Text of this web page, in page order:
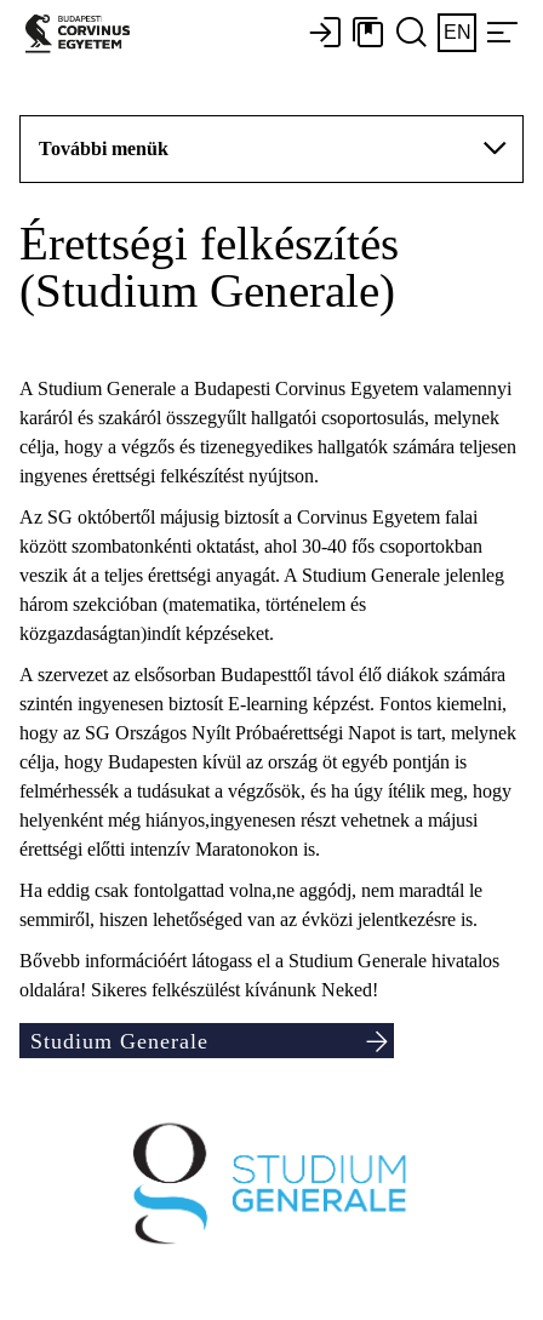
EN
További menük
Érettségi felkészítés
(Studium Generale)
A Studium Generale a Budapesti Corvinus Egyetem valamennyi
karáról és szakáról összegyűlt hallgatói csoportosulás, melynek
célja, hogy a végzős és tizenegyedikes hallgatók számára teljesen
ingyenes érettségi felkészítést nyújtson.
Az SG októbertől májusig biztosít a Corvinus Egyetem falai
között szombatonkénti oktatást, ahol 30-40 fős csoportokban
veszik át a teljes érettségi anyagát. A Studium Generale jelenleg
három szekcióban (matematika, történelem és
közgazdaságtan)indít képzéseket.
A szervezet az elsősorban Budapesttől távol élő diákok számára
szintén ingyenesen biztosít E-learning képzést. Fontos kiemelni,
hogy az SG Országos Nyílt Próbaérettségi Napot is tart, melynek
célja, hogy Budapesten kívül az ország öt egyéb pontján is
felmérhessék a tudásukat a végzősök, és ha úgy ítélik meg, hogy
helyenként még hiányos,ingyenesen részt vehetnek a májusi
érettségi előtti intenzív Maratonokon is.
Ha eddig csak fontolgattad volna,ne aggódj, nem maradtál le
semmiről, hiszen lehetőséged van az évközi jelentkezésre is.
Bővebb információért látogass el a Studium Generale hivatalos
oldalára! Sikeres felkészülést kívánunk Neked!
Studium Generale